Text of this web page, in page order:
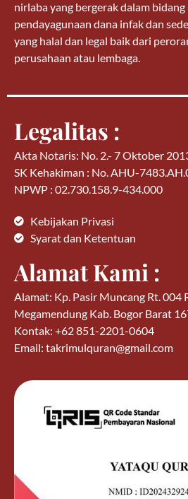
nirlaba yang bergerak dalam
pendayagunaan dana infak dan
yang halal dan legal baik dari
perusahaan atau lembaga.
Legalitas :
Akta Notaris: No. 2.- 7 Oktober
SK Kehakiman : No. AHU-
NPWP : 02.730.158.9-434.000
Kebijakan Privasi
Syarat dan Ketentuan
Alamat Kami :
Alamat: Kp. Pasir Muncang Rt. 004
Megamendung Kab. Bogor Barat
Kontak: +62 851-2201-0604
Email: takrimulquran@gmail.com